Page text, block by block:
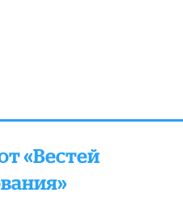
«Вестей